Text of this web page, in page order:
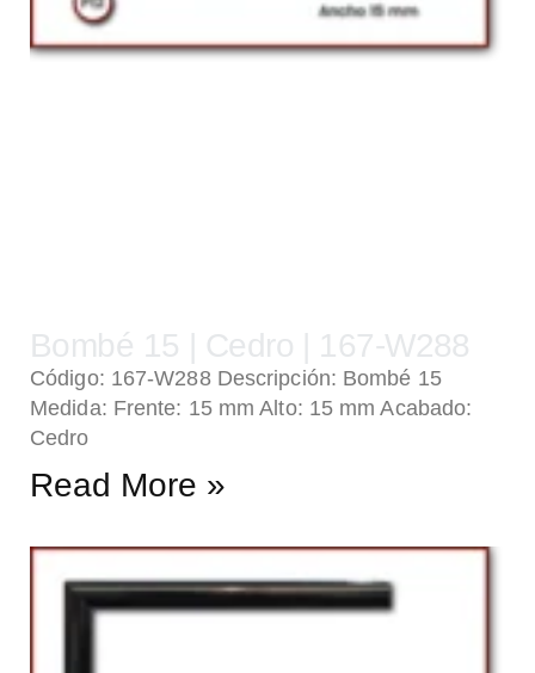
Bombé 15 | Cedro | 167-W288
Código: 167-W288 Descripción: Bombé 15
Medida: Frente: 15 mm Alto: 15 mm Acabado:
Cedro
Read More »